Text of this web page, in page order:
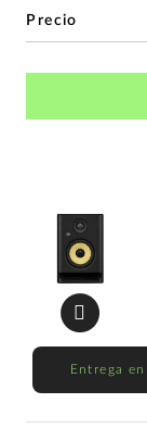
Precio
Entrega